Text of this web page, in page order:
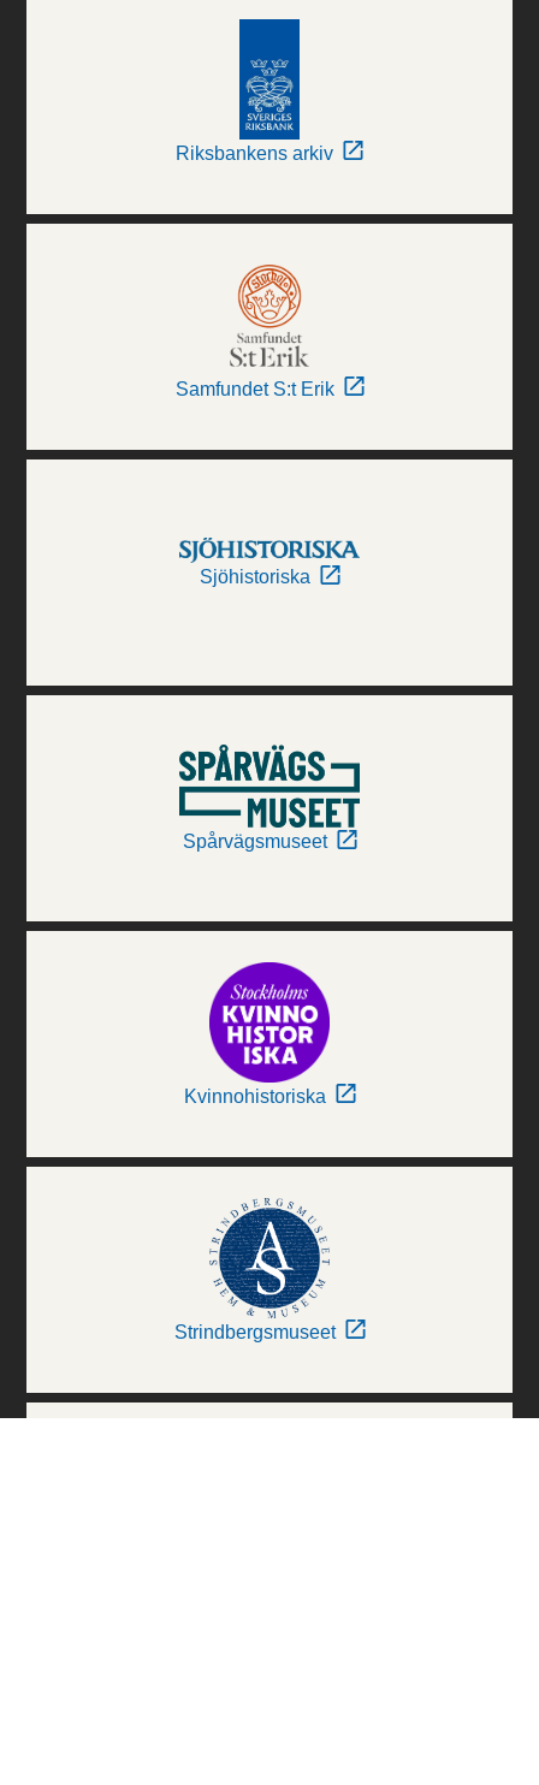
Riksbankens arkiv
Samfundet S:t Erik
Sjöhistoriska
Spårvägsmuseet
Kvinnohistoriska
Strindbergsmuseet